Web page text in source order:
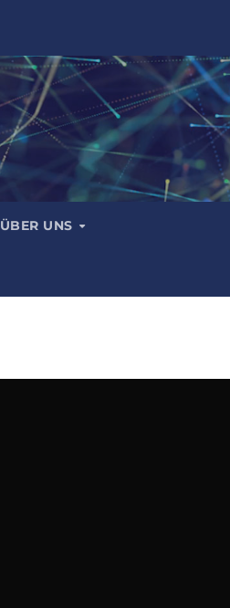
ÜBER UNS